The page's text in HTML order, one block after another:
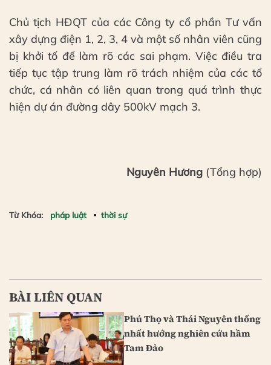
Chủ tịch HĐQT của các Công ty cổ phần Tư vấn
xây dựng điện 1, 2, 3, 4 và một số nhân viên cũng
bị khởi tố để làm rõ các sai phạm. Việc điều tra
tiếp tục tập trung làm rõ trách nhiệm của các tổ
chức, cá nhân có liên quan trong quá trình thực
hiện dự án đường dây 500kV mạch 3.
Nguyên Hương (Tổng hợp)
Từ Khóa: pháp luật thời sự
BÀI LIÊN QUAN
Phú Thọ và Thái Nguyên thống
nhất hướng nghiên cứu hầm
Tam Đảo